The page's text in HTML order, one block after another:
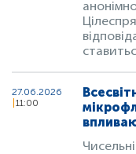
27.06.2026
11:00